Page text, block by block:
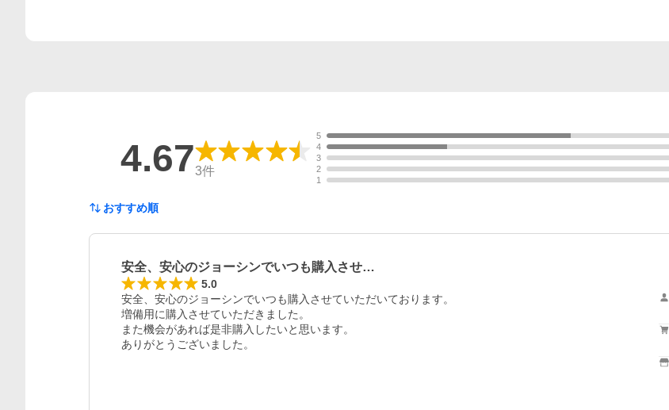
4.673件
5
4
3
2
1
おすすめ順
安全、安心のジョーシンでいつも購入させ…
5.0
安全、安心のジョーシンでいつも購入させていただいております。
増備用に購入させていただきました。
また機会があれば是非購入したいと思います。
ありがとうございました。